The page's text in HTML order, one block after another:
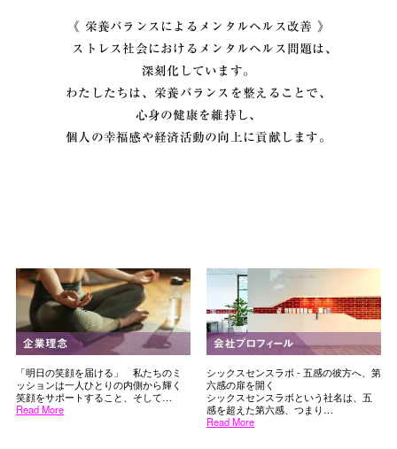
《 栄養バランスによるメンタルヘルス改善 》
ストレス社会におけるメンタルヘルス問題は、
深刻化しています。
わたしたちは、栄養バランスを整えることで、
心身の健康を維持し、
個人の幸福感や経済活動の向上に貢献します。
「明日の笑顔を届ける」 私たちのミ
ッションは一人ひとりの内側から輝く
笑顔をサポートすること、そして…
Read More
シックスセンスラボ - 五感の彼方へ、第
六感の扉を開く
シックスセンスラボという社名は、五
感を超えた第六感、つまり…
Read More